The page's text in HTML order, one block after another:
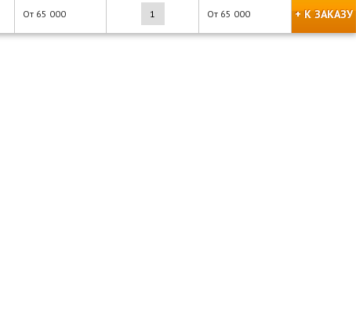
От 65 000 От 65 000 + К ЗАКАЗУ